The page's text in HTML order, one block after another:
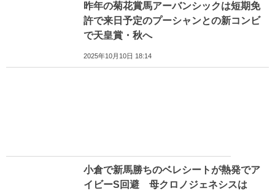
昨年の菊花賞馬アーバンシックは短期免
許で来日予定のプーシャンとの新コンビ
で天皇賞・秋へ
2025年10月10日 18:14
小倉で新馬勝ちのベレシートが熱発でア
イビーS回避 母クロノジェネシスは